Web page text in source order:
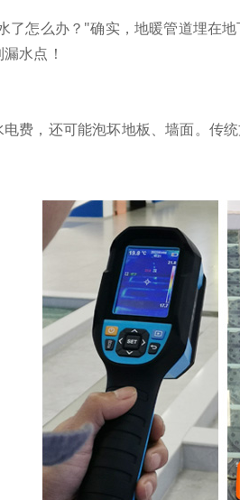
了怎么办？"确实，地暖管道埋在
水点！
费，还可能泡坏地板、墙面。传